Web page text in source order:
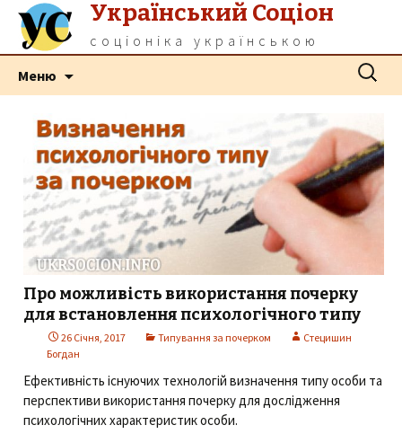
Український Соціон
соціоніка українською
Меню
Пошук:
Про можливість використання почерку
для встановлення психологічного типу
26 Січня, 2017 Типування за почерком
Стецишин
Богдан
Ефективність існуючих технологій визначення типу особи та
перспективи використання почерку для дослідження
психологічних характеристик особи.